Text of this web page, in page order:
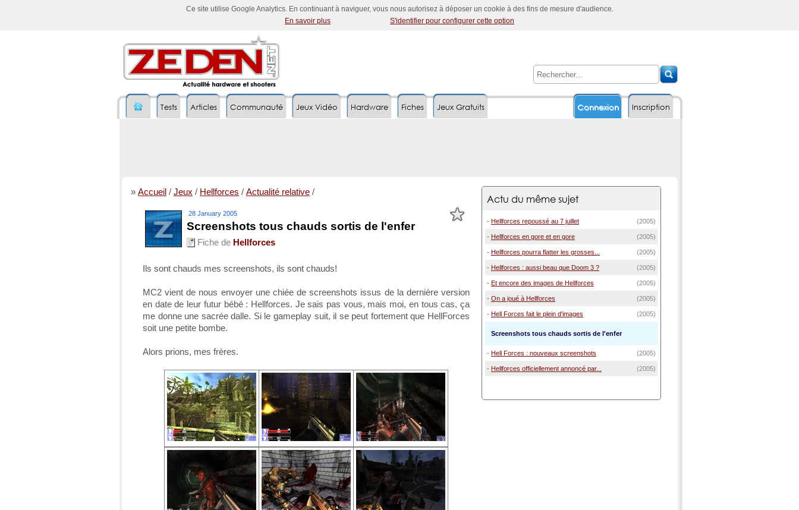
Ce site utilise Google Analytics. En continuant à naviguer, vous nous autorisez à déposer un cookie à des fins de mesure d'audience.
En savoir plus
S'identifier pour configurer cette option
Inscription
Tests Articles Communauté Jeux Vidéo Hardware Fiches Connexion
Jeux Gratuits
» Accueil / Jeux / Hellforces / Actualité relative /
28 January 2005
Screenshots tous chauds sortis de l'enfer
Fiche de Hellforces
Ils sont chauds mes screenshots, ils sont chauds!
MC2 vient de nous envoyer une chiée de screenshots issus de la dernière version
en date de leur futur bébé : Hellforces. Je sais pas vous, mais moi, en tous cas, ça
me donne une sacrée dalle. Si le gameplay suit, il se peut fortement que HellForces
soit une petite bombe.
Alors prions, mes frères.
Actu du même sujet
- Hellforces repoussé au 7 juillet (2005)
- Hellforces en gore et en gore (2005)
- Hellforces pourra flatter les grosses... (2005)
- Hellforces : aussi beau que Doom 3 ? (2005)
- Et encore des images de Hellforces (2005)
- On a joué à Hellforces (2005)
- Hell Forces fait le plein d'images (2005)
Screenshots tous chauds sortis de l'enfer
- Hell Forces : nouveaux screenshots (2005)
- Hellforces officiellement annoncé par... (2005)